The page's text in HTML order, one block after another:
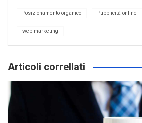
Posizionamento organico Pubblicità online
web marketing
Articoli correllati